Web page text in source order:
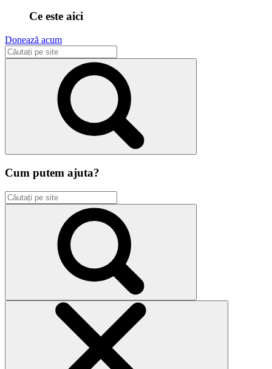
Ce este aici
Donează acum
Cum putem ajuta?